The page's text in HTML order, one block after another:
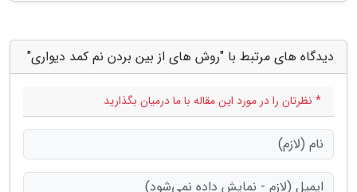
دیدگاه های مرتبط با "روش های از بین بردن نم کمد دیواری"
* نظرتان را در مورد این مقاله با ما درمیان بگذارید